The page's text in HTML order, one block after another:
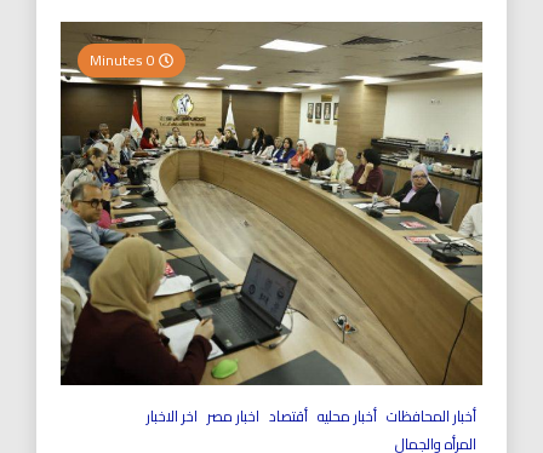
أخبار المحافظات أخبار محليه أقتصاد اخبار مصر اخر الاخبار
المرأه والجمال